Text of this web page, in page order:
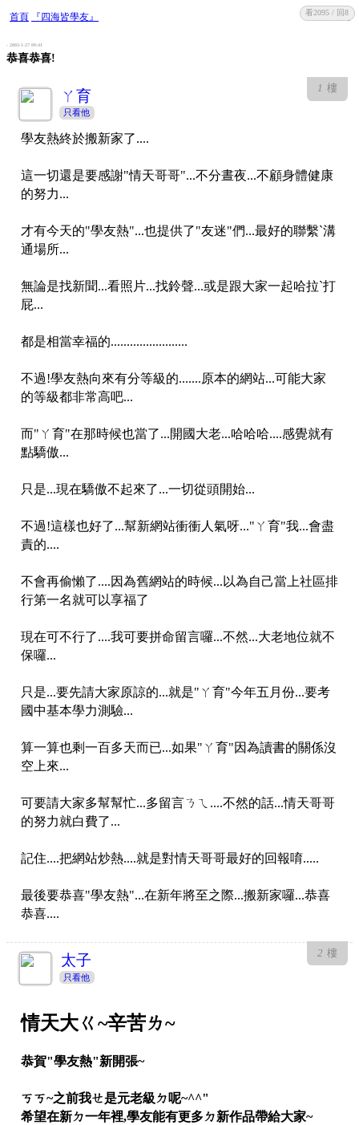
首頁 『四海皆學友』 收藏 回復
- 2003-1-27 09:41
恭喜恭喜!
看2095 / 回8
1 樓
ㄚ育
只看他
學友熱終於搬新家了....
這一切還是要感謝"情天哥哥"...不分晝夜...不顧身體健康
的努力...
才有今天的"學友熱"...也提供了"友迷"們...最好的聯繫ˋ溝
通場所...
無論是找新聞...看照片...找鈴聲...或是跟大家一起哈拉ˋ打
屁...
都是相當幸福的........................
不過!學友熱向來有分等級的.......原本的網站...可能大家
的等級都非常高吧...
而"ㄚ育"在那時候也當了...開國大老...哈哈哈....感覺就有
點驕傲...
只是...現在驕傲不起來了...一切從頭開始...
不過!這樣也好了...幫新網站衝衝人氣呀..."ㄚ育"我...會盡
責的....
不會再偷懶了....因為舊網站的時候...以為自己當上社區排
行第一名就可以享福了
現在可不行了....我可要拼命留言囉...不然...大老地位就不
保囉...
只是...要先請大家原諒的...就是"ㄚ育"今年五月份...要考
國中基本學力測驗...
算一算也剩一百多天而已...如果"ㄚ育"因為讀書的關係沒
空上來...
可要請大家多幫幫忙...多留言ㄋㄟ....不然的話...情天哥哥
的努力就白費了...
記住....把網站炒熱....就是對情天哥哥最好的回報唷.....
最後要恭喜"學友熱"...在新年將至之際...搬新家囉...恭喜
恭喜....
2 樓
太子
只看他
情天大ㄍ~辛苦ㄌ~
恭賀"學友熱"新開張~
ㄎㄎ~之前我ㄝ是元老級ㄉ呢~^^"
希望在新ㄉ一年裡,學友能有更多ㄉ新作品帶給大家~